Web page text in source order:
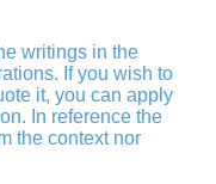
writings in the
If you wish to
it, you can apply
In reference the
the context nor